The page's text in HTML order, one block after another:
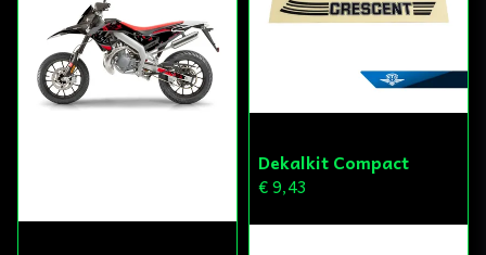
Dekalkit Compact
€ 9,43